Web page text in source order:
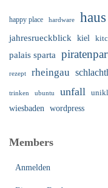
happy place hardware haus
jahresrueckblick kiel
palais sparta
rezept rheingau
trinken ubuntu unfall
wiesbaden wordpress
Members
Anmelden